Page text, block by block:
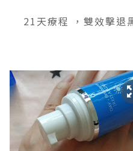
21天療程 ，雙效擊退